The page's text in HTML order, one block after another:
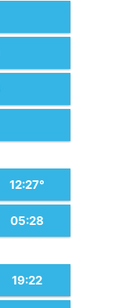
12:27°
05:28
19:22